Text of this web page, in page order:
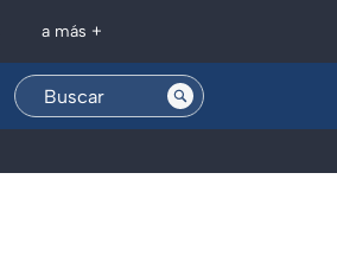
a más +